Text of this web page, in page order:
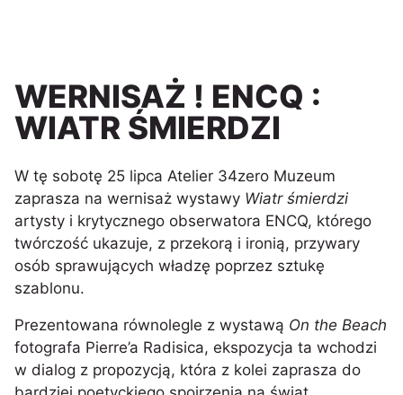
WERNISAŻ ! ENCQ :
WIATR ŚMIERDZI
W tę sobotę 25 lipca Atelier 34zero Muzeum
zaprasza na wernisaż wystawy Wiatr śmierdzi
artysty i krytycznego obserwatora ENCQ, którego
twórczość ukazuje, z przekorą i ironią, przywary
osób sprawujących władzę poprzez sztukę
szablonu.
Prezentowana równolegle z wystawą On the Beach
fotografa Pierre’a Radisica, ekspozycja ta wchodzi
w dialog z propozycją, która z kolei zaprasza do